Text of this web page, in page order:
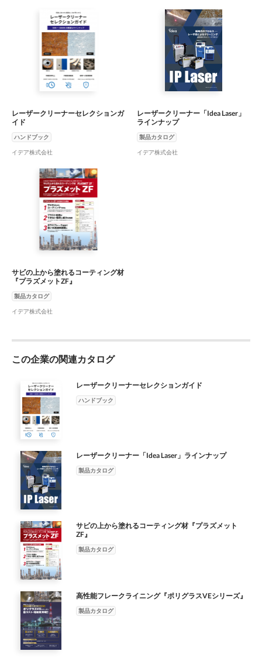
レーザークリーナーセレクションガ
イド
ハンドブック
イデア株式会社
レーザークリーナー「Idea Laser」
ラインナップ
製品カタログ
イデア株式会社
サビの上から塗れるコーティング材
『プラズメットZF』
製品カタログ
イデア株式会社
この企業の関連カタログ
レーザークリーナーセレクションガイド
ハンドブック
レーザークリーナー「Idea Laser」ラインナップ
製品カタログ
サビの上から塗れるコーティング材『プラズメット
ZF』
製品カタログ
高性能フレークライニング『ポリグラスVEシリーズ』
製品カタログ